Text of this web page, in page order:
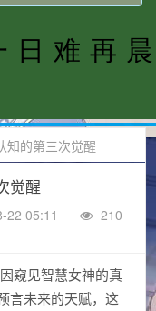
知的第三次觉醒
觉醒
22 05:11
210
窥见智慧女神的真
言未来的天赋，这